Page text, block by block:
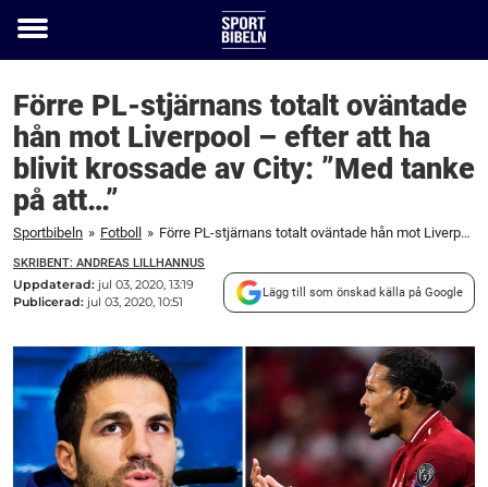
Toggle
Förre PL-stjärnans totalt oväntade
hån mot Liverpool – efter att ha
blivit krossade av City: ”Med tanke
på att…”
Sportbibeln » Fotboll » Förre PL-stjärnans totalt oväntade hån mot Liverpool – efter att ha blivit krossade av City: ”Med tanke på att...”
SKRIBENT: ANDREAS LILLHANNUS
Uppdaterad: jul 03, 2020, 13:19
Publicerad: jul 03, 2020, 10:51
Lägg till som önskad källa på Google